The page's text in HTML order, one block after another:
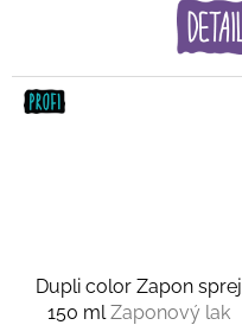
Dupli color Zapon sprej
150 mlZaponový lak